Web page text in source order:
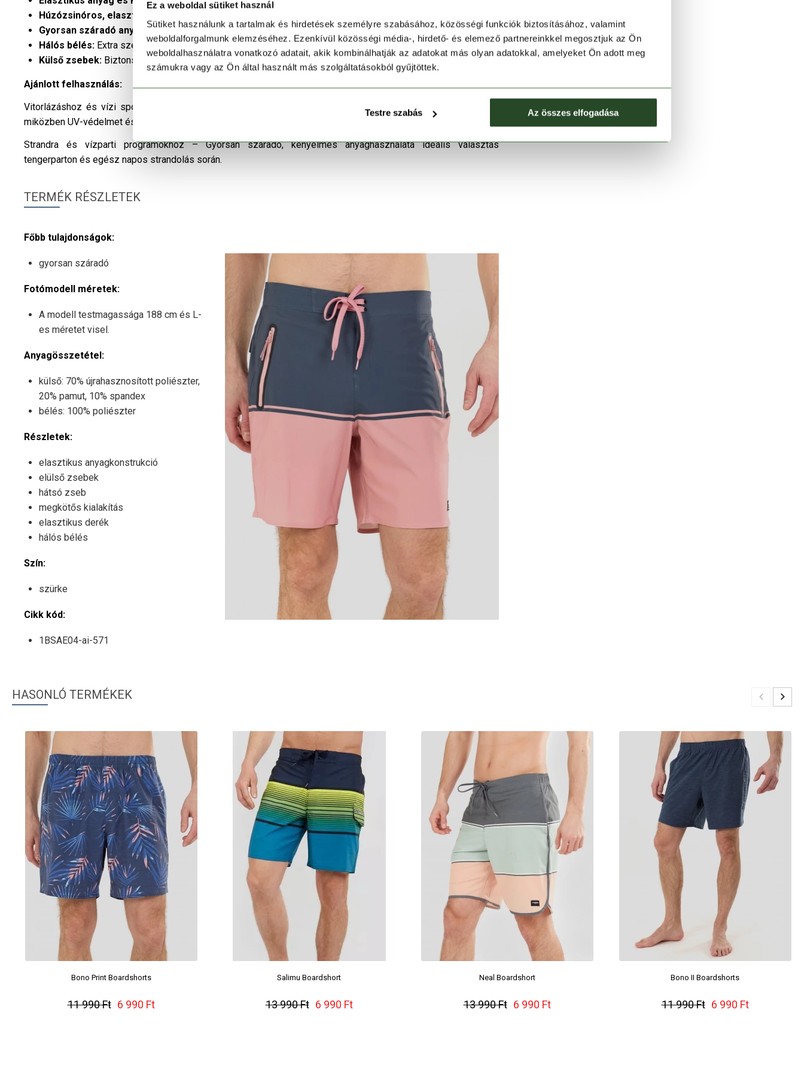
Ez a weboldal sütiket használ
Sütiket használunk a tartalmak és hirdetések személyre szabásához, közösségi funkciók biztosításához, valamint
weboldalforgalmunk elemzéséhez. Ezenkívül közösségi média-, hirdető- és elemező partnereinkkel megosztjuk az Ön
weboldalhasználatra vonatkozó adatait, akik kombinálhatják az adatokat más olyan adatokkal, amelyeket Ön adott meg
számukra vagy az Ön által használt más szolgáltatásokból gyűjtöttek.
Testre szabás Az összes elfogadása
Húzózsinóros, elasztikus derékrész:
Gyorsan száradó anyag:Komfortos viselet a vízben és a parton egyaránt.
Hálós bélés: Extra szellőzés és kényelem.
Külső zsebek: Biztonságos tárolóhely értékeid számára.
Ajánlott felhasználás:
Vitorlázáshoz és vízi sportokhoz – Technikai kialakítása jól bírja az erős napsütést és az intenzív mozgást,
miközben UV-védelmet és szabad mozgást biztosít.
Strandra és vízparti programokhoz – Gyorsan száradó, kényelmes anyaghasználata ideális választás
tengerparton és egész napos strandolás során.
TERMÉK RÉSZLETEK
Főbb tulajdonságok:
gyorsan száradó
Fotómodell méretek:
A modell testmagassága 188 cm és L-
es méretet visel.
Anyagösszetétel:
külső: 70% újrahasznosított poliészter,
20% pamut, 10% spandex
bélés: 100% poliészter
Részletek:
elasztikus anyagkonstrukció
elülső zsebek
hátsó zseb
megkötős kialakítás
elasztikus derék
hálós bélés
Szín:
szürke
Cikk kód:
1BSAE04-ai-571
HASONLÓ TERMÉKEK
Bono Print Boardshorts
11 990 Ft 6 990 Ft
Salimu Boardshort
13 990 Ft 6 990 Ft
Neal Boardshort
13 990 Ft 6 990 Ft
Bono II Boardshorts
11 990 Ft 6 990 Ft